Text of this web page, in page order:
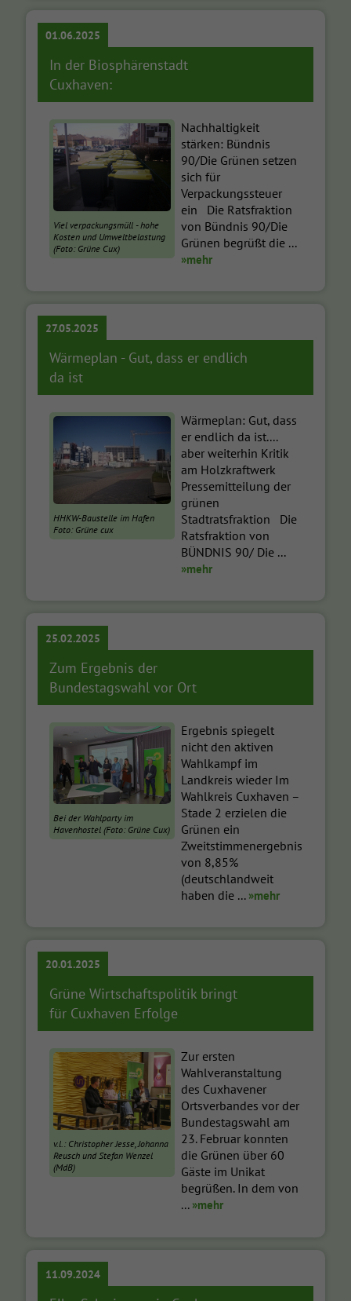
01.06.2025
In der Biosphärenstadt
Cuxhaven:
Viel verpackungsmüll - hohe
Kosten und Umweltbelastung
(Foto: Grüne Cux)
Nachhaltigkeit
stärken: Bündnis
90/Die Grünen setzen
sich für
Verpackungssteuer
ein Die Ratsfraktion
von Bündnis 90/Die
Grünen begrüßt die ...
»mehr
27.05.2025
Wärmeplan - Gut, dass er endlich
da ist
HHKW-Baustelle im Hafen
Foto: Grüne cux
Wärmeplan: Gut, dass
er endlich da ist....
aber weiterhin Kritik
am Holzkraftwerk
Pressemitteilung der
grünen
Stadtratsfraktion Die
Ratsfraktion von
BÜNDNIS 90/ Die ...
»mehr
25.02.2025
Zum Ergebnis der
Bundestagswahl vor Ort
Bei der Wahlparty im
Havenhostel (Foto: Grüne Cux)
Ergebnis spiegelt
nicht den aktiven
Wahlkampf im
Landkreis wieder Im
Wahlkreis Cuxhaven –
Stade 2 erzielen die
Grünen ein
Zweitstimmenergebnis
von 8,85%
(deutschlandweit
haben die ... »mehr
20.01.2025
Grüne Wirtschaftspolitik bringt
für Cuxhaven Erfolge
v.l.: Christopher Jesse, Johanna
Reusch und Stefan Wenzel
(MdB)
Zur ersten
Wahlveranstaltung
des Cuxhavener
Ortsverbandes vor der
Bundestagswahl am
23. Februar konnten
die Grünen über 60
Gäste im Unikat
begrüßen. In dem von
... »mehr
11.09.2024